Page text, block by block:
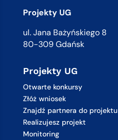
Projekty UG
ul. Jana Bażyńskiego 8
80-309 Gdańsk
Projekty UG
Otwarte konkursy
Złóż wniosek
Znajdź partnera do projektu
Realizujesz projekt
Monitoring